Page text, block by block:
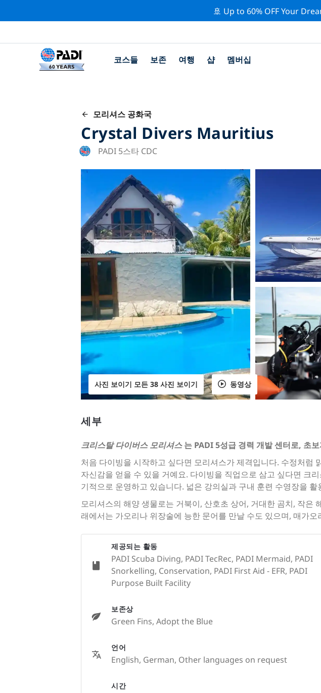
🚢 Up to 60% OFF Your
코스들 보존 여행 샵 멤버십
모리셔스 공화국
Crystal Divers Mauritius
PADI 5스타 CDC
사진 보이기 모든 38 사진 보이기 동영상
세부
크리스탈 다이버스 모리셔스는 PADI 5성급 경력 개발 센터로, 초
처음 다이빙을 시작하고 싶다면 모리셔스가 제격입니다. 수정처럼
자신감을 얻을 수 있을 거예요. 다이빙을 직업으로 삼고 싶다면 크
기적으로 운영하고 있습니다. 넓은 강의실과 구내 훈련 수영장을
모리셔스의 해양 생물로는 거북이, 산호초 상어, 거대한 곰치, 작
래에서는 가오리나 위장술에 능한 문어를 만날 수도 있으며, 매가
제공되는 활동
PADI Scuba Diving, PADI TecRec, PADI Mermaid, PADI
Snorkelling, Conservation, PADI First Aid - EFR, PADI
Purpose Built Facility
보존상
Green Fins, Adopt the Blue
언어
English, German, Other languages on request
시간